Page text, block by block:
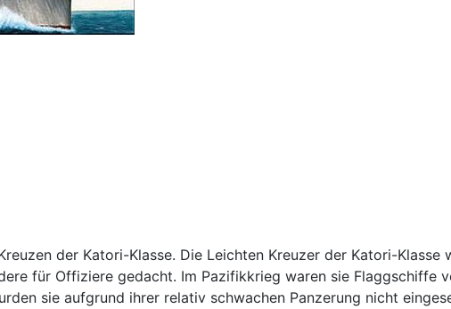
der Katori-Klasse. Die Leichten Kreuzer der Katori-Klasse
für Offiziere gedacht. Im Pazifikkrieg waren sie Flaggschiffe
sie aufgrund ihrer relativ schwachen Panzerung nicht